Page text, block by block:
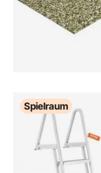
Spielraum